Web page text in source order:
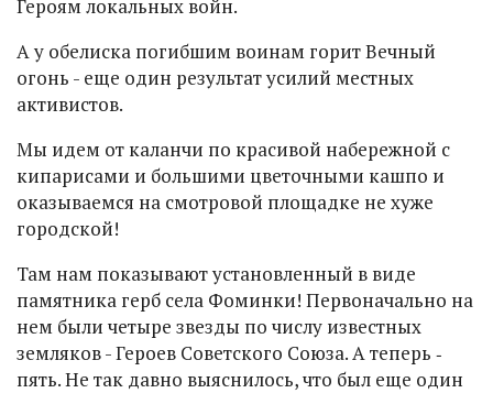
Героям локальных войн.
А у обелиска погибшим воинам горит Вечный
огонь - еще один результат усилий местных
активистов.
Мы идем от каланчи по красивой набережной с
кипарисами и большими цветочными кашпо и
оказываемся на смотровой площадке не хуже
городской!
Там нам показывают установленный в виде
памятника герб села Фоминки! Первоначально на
нем были четыре звезды по числу известных
земляков - Героев Советского Союза. А теперь ‑
пять. Не так давно выяснилось, что был еще один